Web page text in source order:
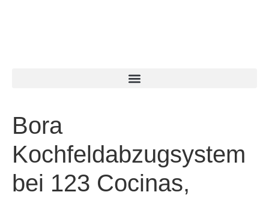
Bora
Kochfeldabzugsystem
bei 123 Cocinas,